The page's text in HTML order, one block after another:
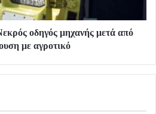
οδηγός μηχανής μετά από
με αγροτικό